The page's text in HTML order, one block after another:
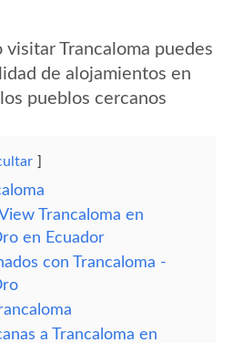
visitar Trancaloma puedes
de alojamientos en
pueblos cercanos
Trancaloma en
en Ecuador
con Trancaloma -
a Trancaloma en